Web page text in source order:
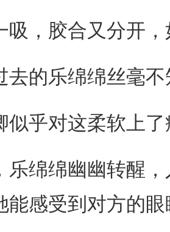
，胶合又分开，
乐绵绵丝毫不
对这柔软上了
绵幽幽转醒，
能感受到对方的